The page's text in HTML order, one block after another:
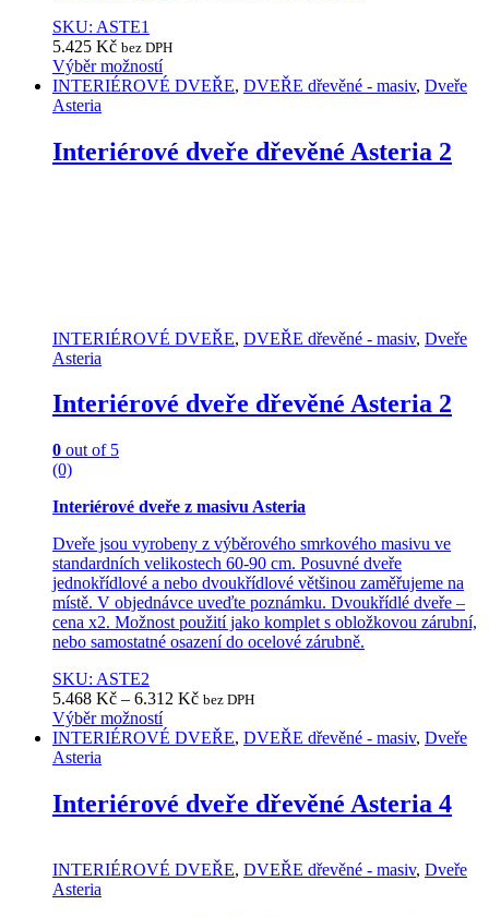
SKU: ASTE1
5.425 Kč bez DPH
Výběr možností
This
product
multiple
variants.
page
INTERIÉROVÉ DVEŘE, DVEŘE dřevěné - masiv, Dveře
Asteria
Interiérové dveře dřevěné Asteria 2
INTERIÉROVÉ DVEŘE, DVEŘE dřevěné - masiv, Dveře
Asteria
Interiérové dveře dřevěné Asteria 2
0 out of 5
(0)
Interiérové dveře z masivu Asteria
Dveře jsou vyrobeny z výběrového smrkového masivu ve
standardních velikostech 60-90 cm. Posuvné dveře
jednokřídlové a nebo dvoukřídlové většinou zaměřujeme na
místě. V objednávce uveďte poznámku. Dvoukřídlé dveře –
cena x2. Možnost použití jako komplet s obložkovou zárubní,
nebo samostatné osazení do ocelové zárubně.
SKU: ASTE2
5.468 Kč – 6.312 Kč bez DPH
Výběr možností
This
product
multiple
variants.
may
be
INTERIÉROVÉ DVEŘE, DVEŘE dřevěné - masiv, Dveře
Asteria
Interiérové dveře dřevěné Asteria 4
INTERIÉROVÉ DVEŘE, DVEŘE dřevěné - masiv, Dveře
Asteria